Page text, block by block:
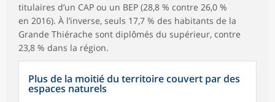
titulaires d’un CAP ou un BEP (28,8 % contre 26,0 %
en 2016). À l’inverse, seuls 17,7 % des habitants de la
Grande Thiérache sont diplômés du supérieur, contre
23,8 % dans la région.
Plus de la moitié du territoire couvert par des
espaces naturels